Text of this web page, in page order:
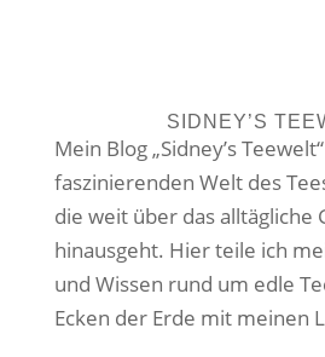
SIDNEY’S
Mein Blog „Sidney’s
faszinierenden Welt des
die weit über das alltägliche
hinausgeht. Hier teile ich
und Wissen rund um edle
Ecken der Erde mit meinen